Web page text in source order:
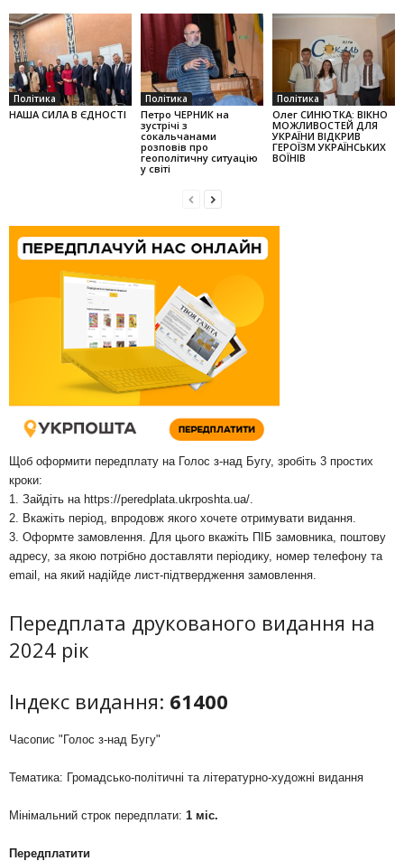
Політика
НАША СИЛА В ЄДНОСТІ
Політика
Петро ЧЕРНИК на
зустрічі з
сокальчанами
розповів про
геополітичну ситуацію
у світі
Політика
Олег СИНЮТКА: ВІКНО
МОЖЛИВОСТЕЙ ДЛЯ
УКРАЇНИ ВІДКРИВ
ГЕРОЇЗМ УКРАЇНСЬКИХ
ВОЇНІВ
Щоб оформити передплату на Голос з-над Бугу, зробіть 3 простих
кроки:
1. Зайдіть на https://peredplata.ukrposhta.ua/
2. Вкажіть період, впродовж якого хочете отримувати видання.
3. Оформте замовлення. Для цього вкажіть ПІБ замовника, поштову
адресу, за якою потрібно доставляти періодику, номер телефону та
email, на який надійде лист-підтвердження замовлення.
Передплата друкованого видання на
2024 рік
Індекс видання: 61400
Часопис "Голос з-над Бугу"
Тематика: Громадсько-політичні та літературно-художні видання
Мінімальний строк передплати: 1 міс.
Передплатити